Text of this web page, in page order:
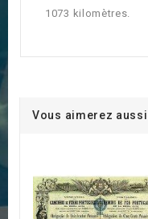
1073 kilomètres.
Vous aimerez